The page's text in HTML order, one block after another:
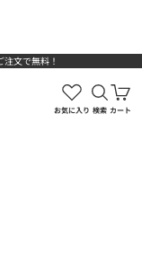
文で無料！
ンラインショップ
お気に入り
検索を
検索
カ
カート